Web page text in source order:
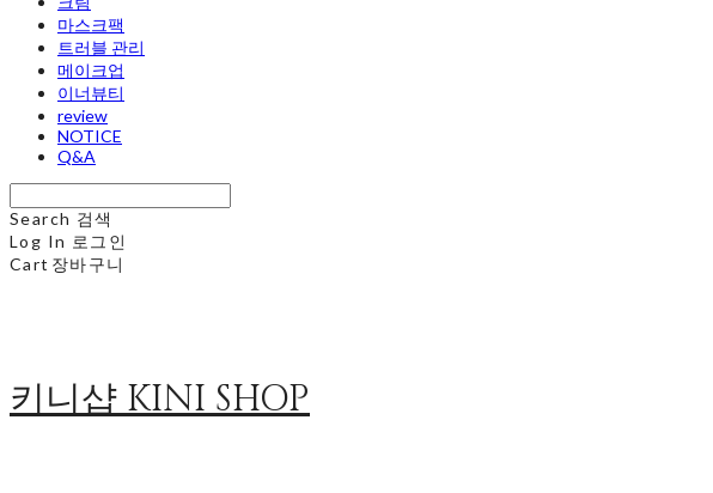
마스크팩
트러블 관리
메이크업
이너뷰티
review
NOTICE
Q&A
Search 검색
Log In 로그인
Cart 장바구니
키니샵 KINI SHOP